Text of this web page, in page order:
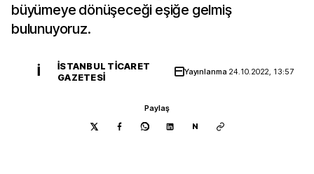
büyümeye dönüşeceği eşiğe gelmiş
bulunuyoruz.
İ
İSTANBUL TICARET
GAZETESI
Yayınlanma 24.10.2022, 13:57
Paylaş
N